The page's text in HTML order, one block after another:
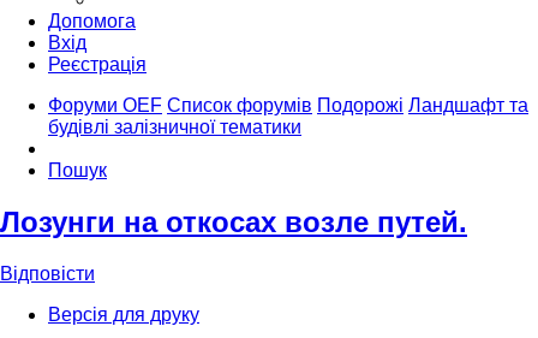
Допомога
Вхід
Реєстрація
Форуми OEF Список форумів Подорожі Ландшафт та
будівлі залізничної тематики
Пошук
Лозунги на откосах возле путей.
Відповісти
Версія для друку